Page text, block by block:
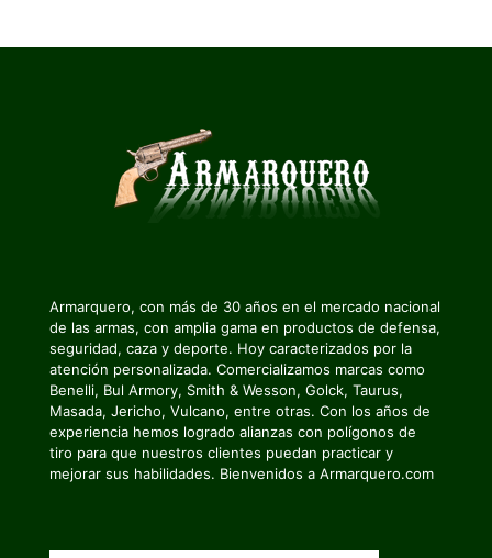
Armarquero, con más de 30 años en el mercado nacional
de las armas, con amplia gama en productos de defensa,
seguridad, caza y deporte. Hoy caracterizados por la
atención personalizada. Comercializamos marcas como
Benelli, Bul Armory, Smith & Wesson, Golck, Taurus,
Masada, Jericho, Vulcano, entre otras. Con los años de
experiencia hemos logrado alianzas con polígonos de
tiro para que nuestros clientes puedan practicar y
mejorar sus habilidades. Bienvenidos a Armarquero.com